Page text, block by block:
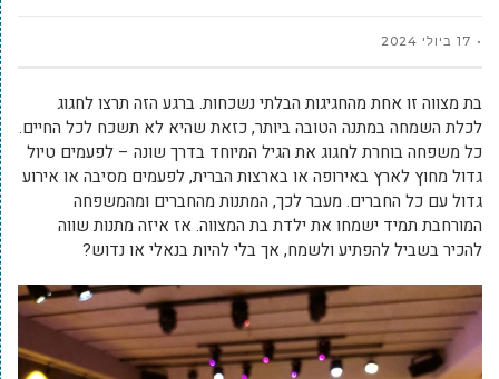
17 ביולי 2024
בת מצווה זו אחת מהחגיגות הבלתי נשכחות. ברגע הזה תרצו לחגוג
לכלת השמחה במתנה הטובה ביותר, כזאת שהיא לא תשכח לכל החיים.
כל משפחה בוחרת לחגוג את הגיל המיוחד בדרך שונה – לפעמים טיול
גדול מחוץ לארץ באירופה או בארצות הברית, לפעמים מסיבה או אירוע
גדול עם כל החברים. מעבר לכך, המתנות מהחברים ומהמשפחה
המורחבת תמיד ישמחו את ילדת בת המצווה. אז איזה מתנות שווה
להכיר בשביל להפתיע ולשמח, אך בלי להיות בנאלי או נדוש?